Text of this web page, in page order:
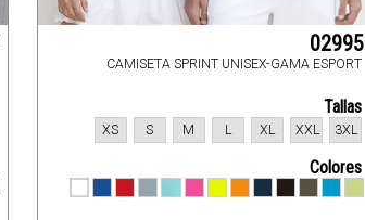
02995
CAMISETA SPRINT UNISEX-GAMA ESPORT
Tallas
3XL
XXL
XL
L
M
S
XS
Colores